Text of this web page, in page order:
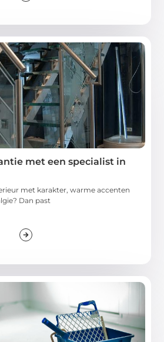
met een specialist in
met karakter, warme accenten
Dan past